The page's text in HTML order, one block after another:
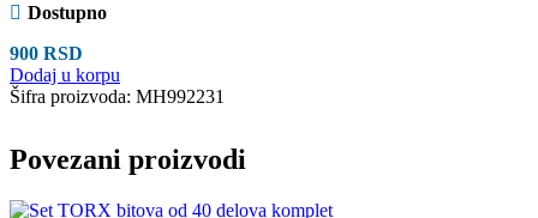
Dostupno
900 RSD
Dodaj u korpu
Šifra proizvoda: MH992231
Povezani proizvodi